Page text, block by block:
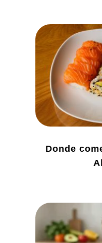
Donde